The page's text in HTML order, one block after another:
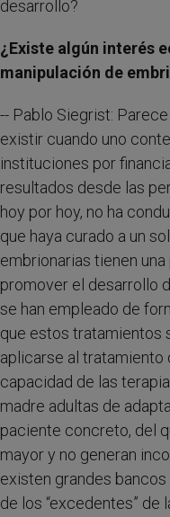
desarrollo?
¿Existe algún interés
manipulación de
-- Pablo Siegrist:
existir cuando uno
instituciones por
resultados desde las
hoy por hoy, no ha
que haya curado a un
embrionarias tienen
promover el desarrollo
se han empleado de
que estos tratamientos
aplicarse al tratamiento
capacidad de las
madre adultas de
paciente concreto, del
mayor y no generan
existen grandes
de los “excedentes”